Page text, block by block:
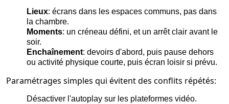
Lieux: écrans dans les espaces communs, pas dans
la chambre.
Moments: un créneau défini, et un arrêt clair avant le
soir.
Enchaînement: devoirs d'abord, puis pause dehors
ou activité physique courte, puis écran loisir si prévu.
Paramétrages simples qui évitent des conflits répétés:
Désactiver l'autoplay sur les plateformes vidéo.